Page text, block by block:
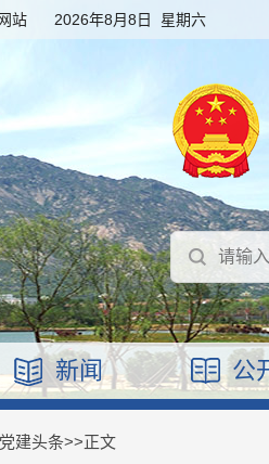
站 2026年8月8日 星期六
新闻 公
党建头条>>正文